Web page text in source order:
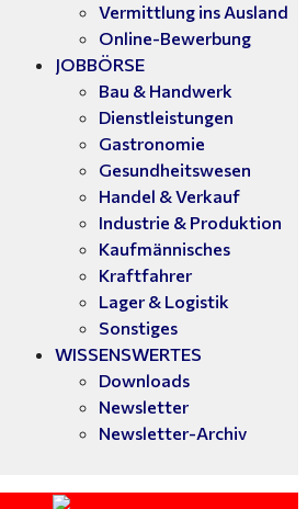
Vermittlung ins Ausland
Online-Bewerbung
JOBBÖRSE
Bau & Handwerk
Dienstleistungen
Gastronomie
Gesundheitswesen
Handel & Verkauf
Industrie & Produktion
Kaufmännisches
Kraftfahrer
Lager & Logistik
Sonstiges
WISSENSWERTES
Downloads
Newsletter
Newsletter-Archiv